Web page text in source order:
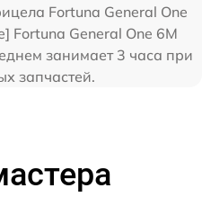
Fortuna General One
Fortuna General One 6M
занимает 3 часа при
запчастей.